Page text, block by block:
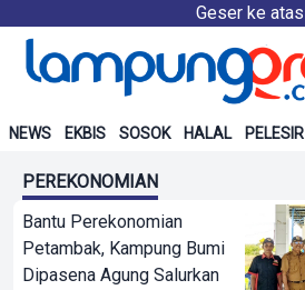
Geser ke atas
NEWS EKBIS SOSOK HALAL PELESIR
PEREKONOMIAN
Bantu Perekonomian
Petambak, Kampung Bumi
Dipasena Agung Salurkan